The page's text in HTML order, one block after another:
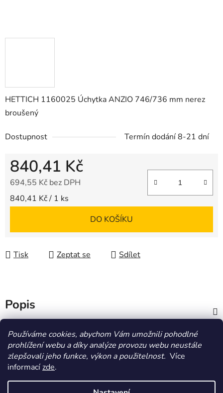
Používáme cookies, abychom Vám umožnili pohodlné
prohlížení webu a díky analýze provozu webu neustále
zlepšovali jeho funkce, výkon a použitelnost. Více
informacízde.
HETTICH 1160025 Úchytka ANZIO 746/736 mm nerez
broušený
Dostupnost Termín dodání 8-21 dní
840,41 Kč
694,55 Kč bez DPH
Měrná cena:
840,41 Kč / 1 ks
DO KOŠÍKU
Tisk Zeptat se Sdílet
Popis
Diskuze
HOMOLA-shop.cz ZDE NAJDETE VÝDEJNÍ MÍSTO